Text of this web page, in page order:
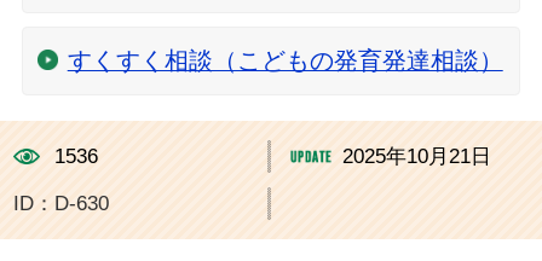
すくすく相談（こどもの発育発達相談）
1536 2025年10月21日
ID：D-630